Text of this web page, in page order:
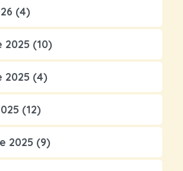
(4)
2025 (10)
2025 (4)
(12)
2025 (9)